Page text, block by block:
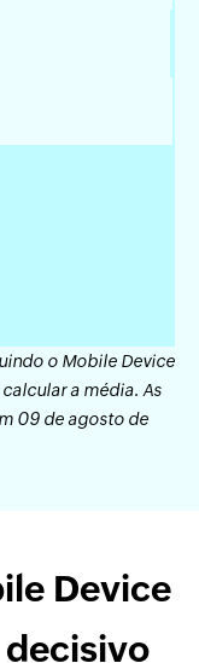
o Mobile Device
a média. As
09 de agosto de
Device